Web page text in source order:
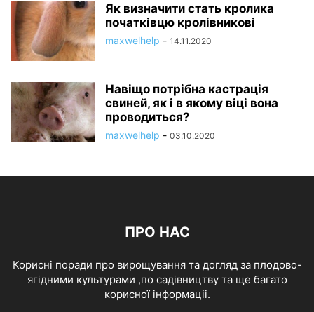
Як визначити стать кролика
початківцю кролівникові
maxwelhelp - 14.11.2020
Навіщо потрібна кастрація
свиней, як і в якому віці вона
проводиться?
maxwelhelp - 03.10.2020
ПРО НАС
Корисні поради про вирощування та догляд за плодово-
ягідними культурами ,по садівництву та ще багато
корисної інформаціі.